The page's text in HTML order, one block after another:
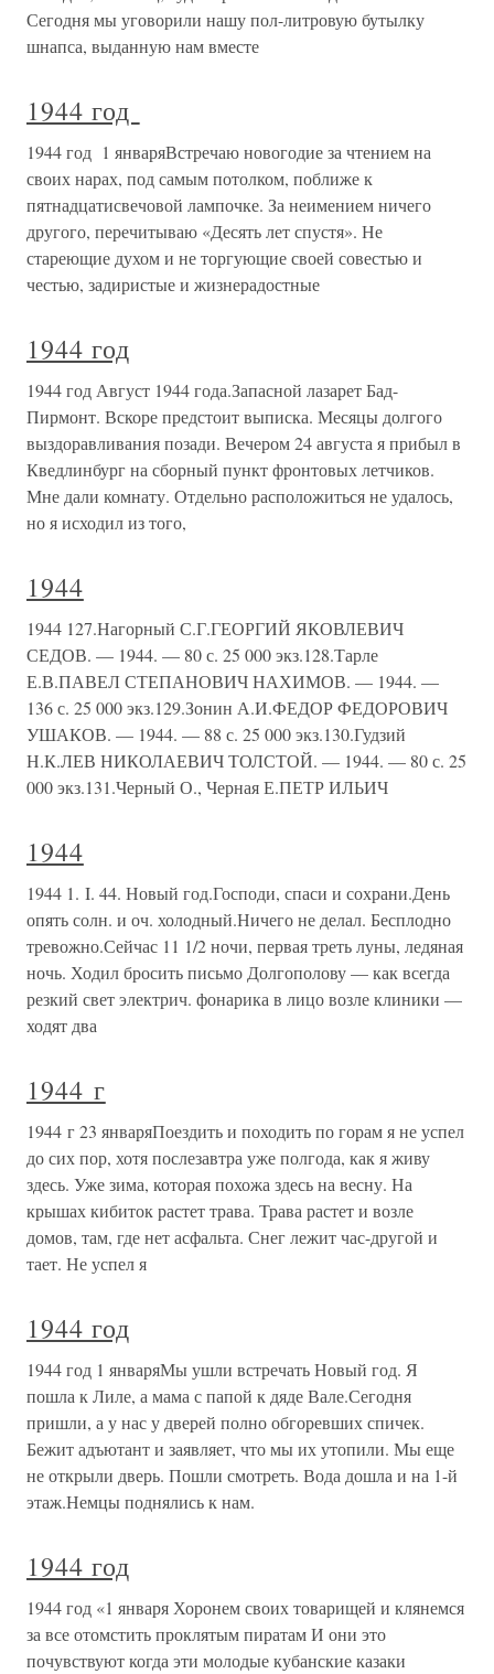
Сегодня мы уговорили нашу пол-литровую бутылку
шнапса, выданную нам вместе
1944 год
1944 год 1 январяВстречаю новогодие за чтением на
своих нарах, под самым потолком, поближе к
пятнадцатисвечовой лампочке. За неимением ничего
другого, перечитываю «Десять лет спустя». Не
стареющие духом и не торгующие своей совестью и
честью, задиристые и жизнерадостные
1944 год
1944 год Август 1944 года.Запасной лазарет Бад-
Пирмонт. Вскоре предстоит выписка. Месяцы долгого
выздоравливания позади. Вечером 24 августа я прибыл в
Кведлинбург на сборный пункт фронтовых летчиков.
Мне дали комнату. Отдельно расположиться не удалось,
но я исходил из того,
1944
1944 127.Нагорный С.Г.ГЕОРГИЙ ЯКОВЛЕВИЧ
СЕДОВ. — 1944. — 80 с. 25 000 экз.128.Тарле
Е.В.ПАВЕЛ СТЕПАНОВИЧ НАХИМОВ. — 1944. —
136 с. 25 000 экз.129.Зонин А.И.ФЕДОР ФЕДОРОВИЧ
УШАКОВ. — 1944. — 88 с. 25 000 экз.130.Гудзий
Н.К.ЛЕВ НИКОЛАЕВИЧ ТОЛСТОЙ. — 1944. — 80 с. 25
000 экз.131.Черный О., Черная Е.ПЕТР ИЛЬИЧ
1944
1944 1. I. 44. Новый год.Господи, спаси и сохрани.День
опять солн. и оч. холодный.Ничего не делал. Бесплодно
тревожно.Сейчас 11 1/2 ночи, первая треть луны, ледяная
ночь. Ходил бросить письмо Долгополову — как всегда
резкий свет электрич. фонарика в лицо возле клиники —
ходят два
1944 г
1944 г 23 январяПоездить и походить по горам я не успел
до сих пор, хотя послезавтра уже полгода, как я живу
здесь. Уже зима, которая похожа здесь на весну. На
крышах кибиток растет трава. Трава растет и возле
домов, там, где нет асфальта. Снег лежит час-другой и
тает. Не успел я
1944 год
1944 год 1 январяМы ушли встречать Новый год. Я
пошла к Лиле, а мама с папой к дяде Вале.Сегодня
пришли, а у нас у дверей полно обгоревших спичек.
Бежит адъютант и заявляет, что мы их утопили. Мы еще
не открыли дверь. Пошли смотреть. Вода дошла и на 1-й
этаж.Немцы поднялись к нам.
1944 год
1944 год «1 января Хоронем своих товарищей и клянемся
за все отомстить проклятым пиратам И они это
почувствуют когда эти молодые кубанские казаки